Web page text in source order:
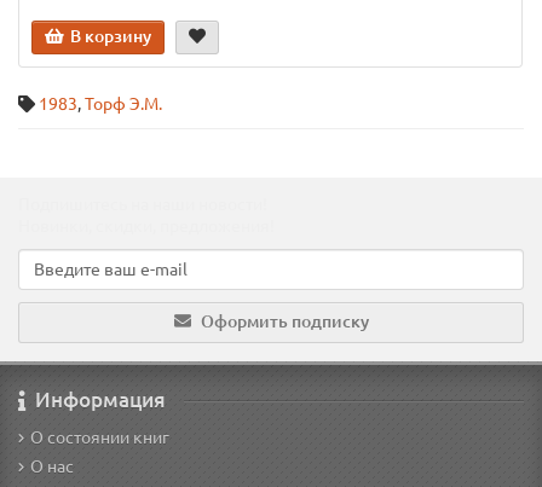
В корзину
1983,Торф Э.М.
Оформить подписку
Информация
О состоянии книг
О нас